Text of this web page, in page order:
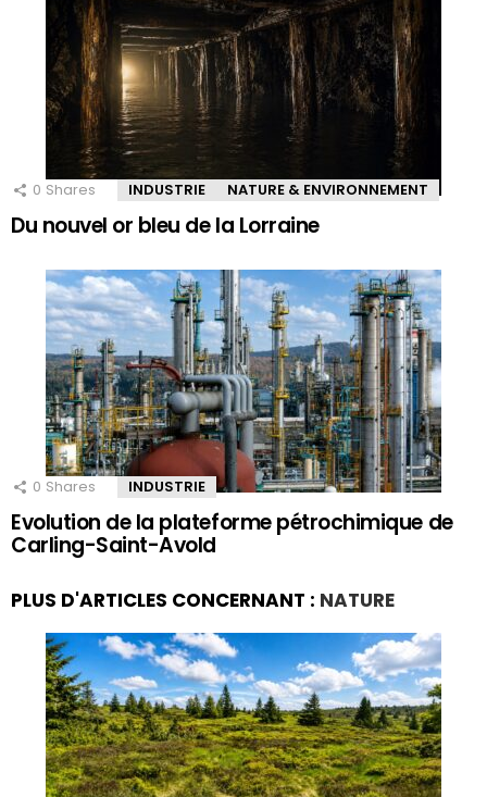
0 Shares INDUSTRIE NATURE & ENVIRONNEMENT
Du nouvel or bleu de la Lorraine
0 Shares INDUSTRIE
Evolution de la plateforme pétrochimique de
Carling-Saint-Avold
PLUS D'ARTICLES CONCERNANT : NATURE